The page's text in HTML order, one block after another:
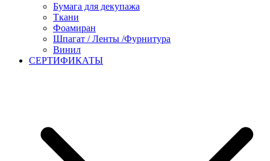
Бумага для декупажа
Ткани
Фоамиран
Шпагат / Ленты /Фурнитура
Винил
СЕРТИФИКАТЫ